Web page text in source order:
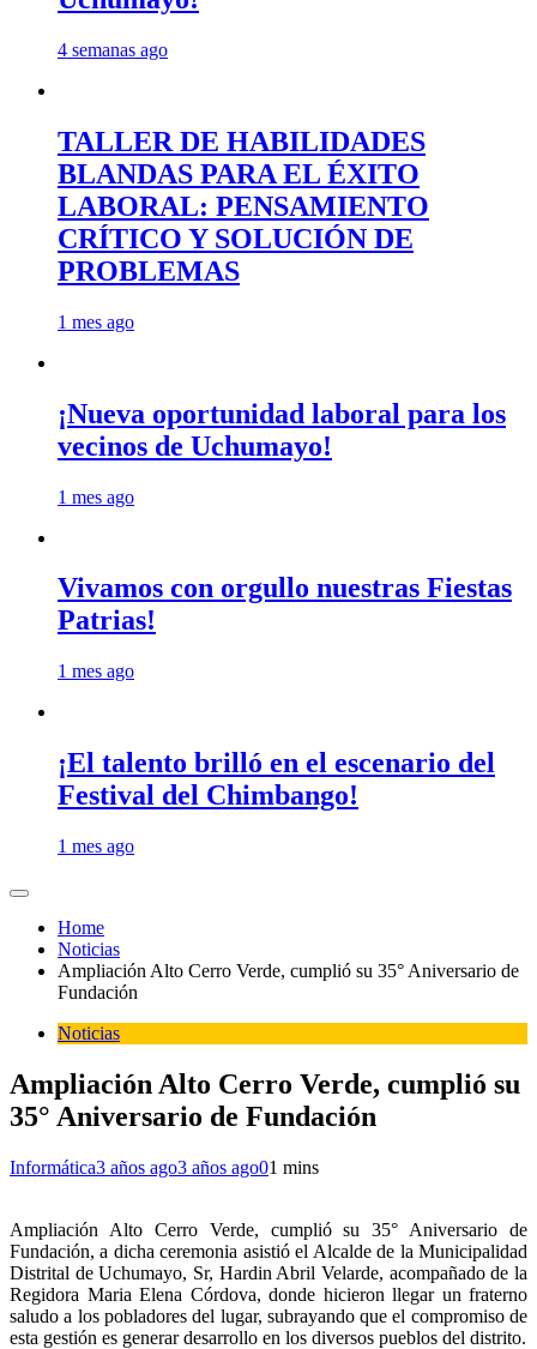
4 semanas ago
TALLER DE HABILIDADES
BLANDAS PARA EL ÉXITO
LABORAL: PENSAMIENTO
CRÍTICO Y SOLUCIÓN DE
PROBLEMAS
1 mes ago
¡Nueva oportunidad laboral para los
vecinos de Uchumayo!
1 mes ago
Vivamos con orgullo nuestras Fiestas
Patrias!
1 mes ago
¡El talento brilló en el escenario del
Festival del Chimbango!
1 mes ago
Home
Noticias
Ampliación Alto Cerro Verde, cumplió su 35° Aniversario de
Fundación
Noticias
Ampliación Alto Cerro Verde, cumplió su
35° Aniversario de Fundación
Informática3 años ago3 años ago01 mins
Ampliación Alto Cerro Verde, cumplió su 35° Aniversario de
Fundación, a dicha ceremonia asistió el Alcalde de la Municipalidad
Distrital de Uchumayo, Sr, Hardin Abril Velarde, acompañado de la
Regidora Maria Elena Córdova, donde hicieron llegar un fraterno
saludo a los pobladores del lugar, subrayando que el compromiso de
esta gestión es generar desarrollo en los diversos pueblos del distrito.